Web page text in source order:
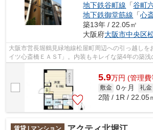
地下鉄谷町線 「谷町
地下鉄御堂筋線 「心
築13年 / 22.05㎡
大阪府大阪市中央区
大阪市営長堀鶴見緑地線松屋町周辺への引っ越しを
イツ心斎橋ＥＡＳT」。内装もキレイな築4年の築
5.9万円 (管理
敷金 0ヶ月 礼金
2階 / 1R / 22.05
賃貸 | マンション